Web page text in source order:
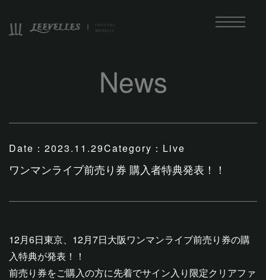
News
Date： 2023.11.29Category： Live
ワンマンライブ前売り券 購入者特典発表！！
12月6日東京、12月7日大阪ワンマンライブ前売り券の購
入特典が発表！！
前売り券をご購入の方に先着でサイン入り限定クリアファ